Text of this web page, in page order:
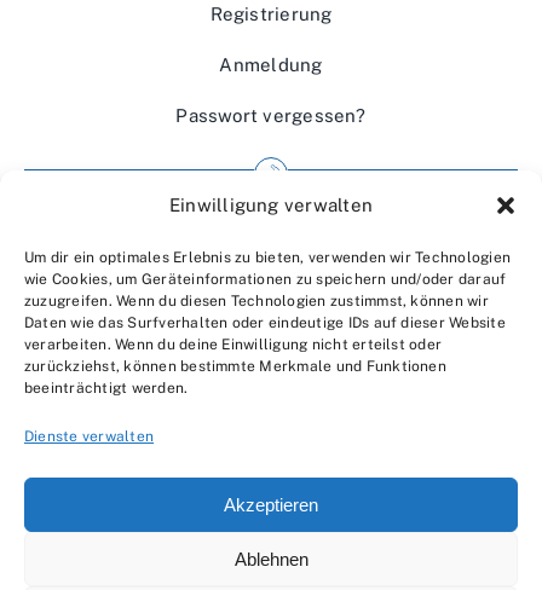
Einwilligung verwalten
Um dir ein optimales Erlebnis zu bieten, verwenden wir Technologien
wie Cookies, um Geräteinformationen zu speichern und/oder darauf
zuzugreifen. Wenn du diesen Technologien zustimmst, können wir
Daten wie das Surfverhalten oder eindeutige IDs auf dieser Website
verarbeiten. Wenn du deine Einwilligung nicht erteilst oder
zurückziehst, können bestimmte Merkmale und Funktionen
beeinträchtigt werden.
Dienste verwalten
Akzeptieren
Ablehnen
Registrierung
Anmeldung
Passwort vergessen?
Wir über uns
Kontakt
Datenschutzerklärung
© 2007 - 2026 •by Moveco